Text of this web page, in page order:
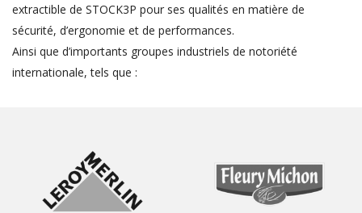
extractible de STOCK3P pour ses qualités en matière de
sécurité, d’ergonomie et de performances.
Ainsi que d’importants groupes industriels de notoriété
internationale, tels que :